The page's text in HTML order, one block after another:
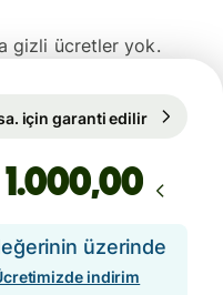
gizli ücretler yok.
için garanti edilir
,00
üzerinde
indirim